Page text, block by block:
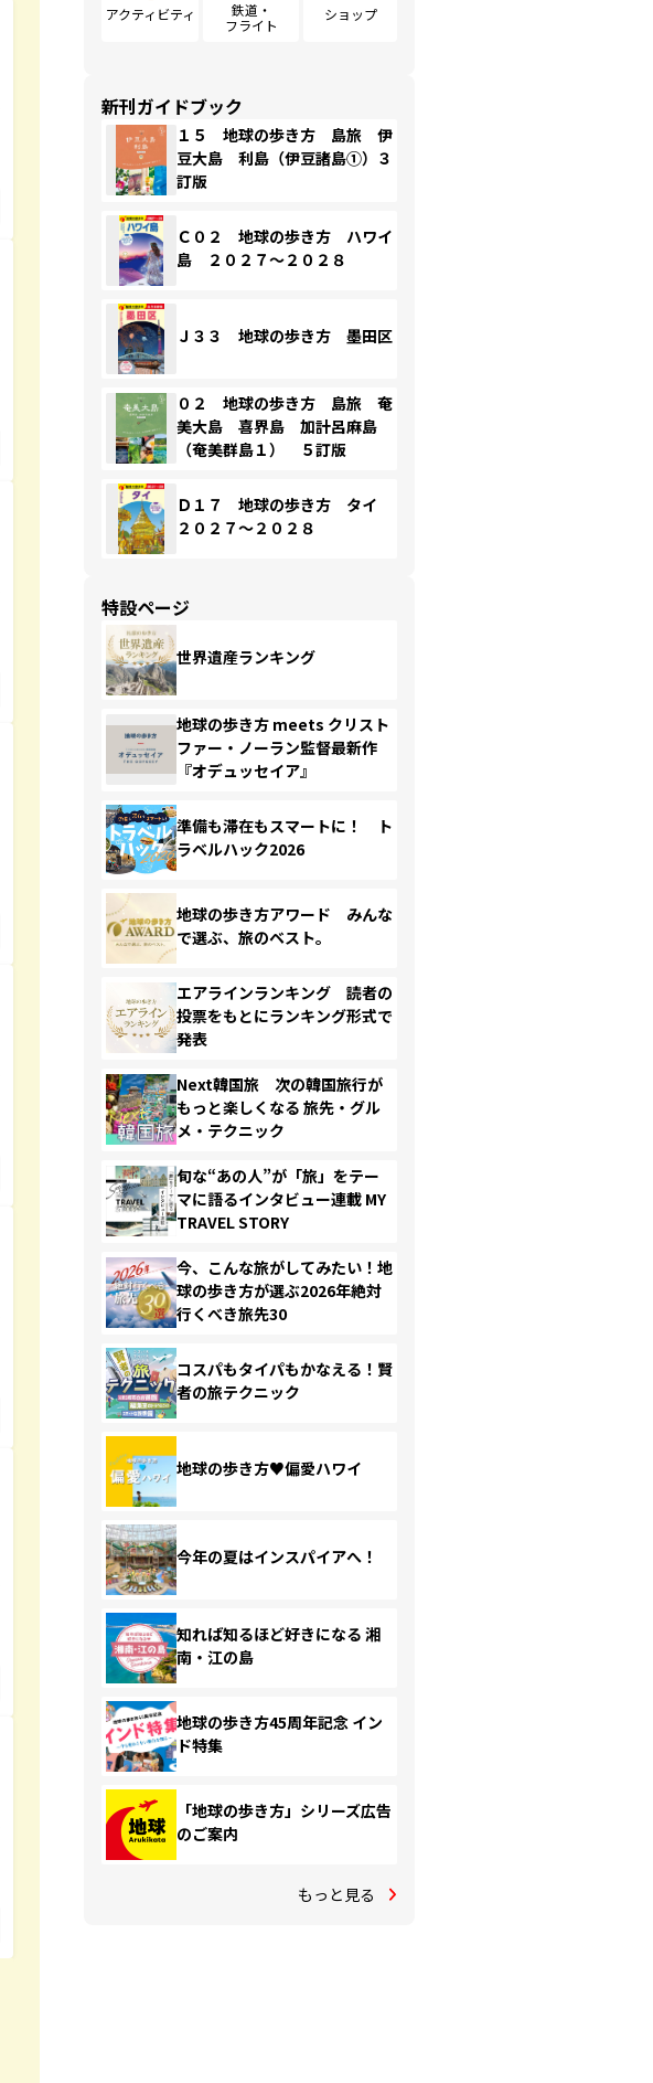
アクティビティ
鉄道・
フライト
ショップ
新刊ガイドブック
１５ 地球の歩き方 島旅 伊
豆大島 利島（伊豆諸島①）３
訂版
Ｃ０２ 地球の歩き方 ハワイ
島 ２０２７～２０２８
Ｊ３３ 地球の歩き方 墨田区
０２ 地球の歩き方 島旅 奄
美大島 喜界島 加計呂麻島
（奄美群島１） ５訂版
Ｄ１７ 地球の歩き方 タイ
２０２７～２０２８
特設ページ
世界遺産ランキング
地球の歩き方 meets クリスト
ファー・ノーラン監督最新作
『オデュッセイア』
準備も滞在もスマートに！ ト
ラベルハック2026
地球の歩き方アワード みんな
で選ぶ、旅のベスト。
エアラインランキング 読者の
投票をもとにランキング形式で
発表
Next韓国旅 次の韓国旅行が
もっと楽しくなる 旅先・グル
メ・テクニック
旬な“あの人”が「旅」をテー
マに語るインタビュー連載 MY
TRAVEL STORY
今、こんな旅がしてみたい！地
球の歩き方が選ぶ2026年絶対
行くべき旅先30
コスパもタイパもかなえる！賢
者の旅テクニック
地球の歩き方♥偏愛ハワイ
今年の夏はインスパイアへ！
知れば知るほど好きになる 湘
南・江の島
地球の歩き方45周年記念 イン
ド特集
「地球の歩き方」シリーズ広告
のご案内
もっと見る